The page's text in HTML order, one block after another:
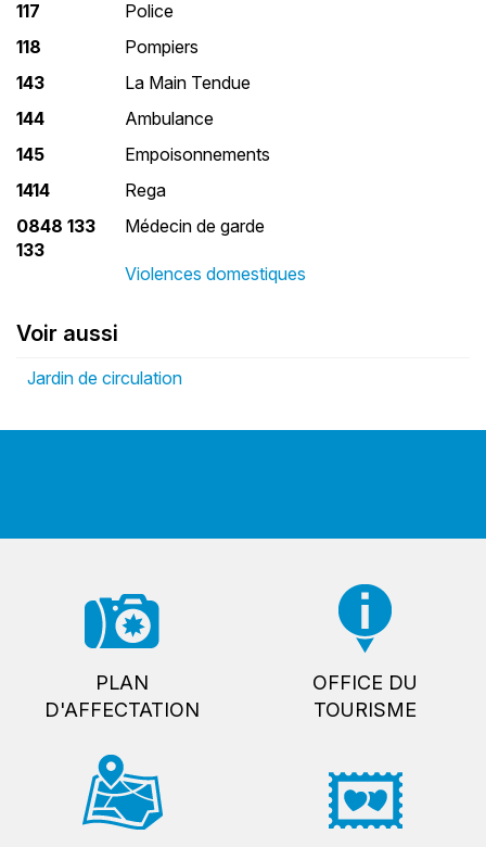
117
Police
118
Pompiers
143
La Main Tendue
144
Ambulance
145
Empoisonnements
1414
Rega
0848 133
133
Médecin de garde
Violences domestiques
Voir aussi
Jardin de circulation
PLAN
D'AFFECTATION
OFFICE DU
TOURISME